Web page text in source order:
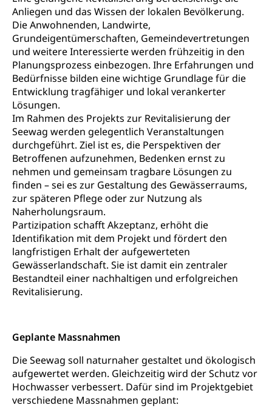
Anliegen und das Wissen der lokalen Bevölkerung.
Die Anwohnenden, Landwirte,
Grundeigentümerschaften, Gemeindevertretungen
und weitere Interessierte werden frühzeitig in den
Planungsprozess einbezogen. Ihre Erfahrungen und
Bedürfnisse bilden eine wichtige Grundlage für die
Entwicklung tragfähiger und lokal verankerter
Lösungen.
Im Rahmen des Projekts zur Revitalisierung der
Seewag werden gelegentlich Veranstaltungen
durchgeführt. Ziel ist es, die Perspektiven der
Betroffenen aufzunehmen, Bedenken ernst zu
nehmen und gemeinsam tragbare Lösungen zu
finden – sei es zur Gestaltung des Gewässerraums,
zur späteren Pflege oder zur Nutzung als
Naherholungsraum.
Partizipation schafft Akzeptanz, erhöht die
Identifikation mit dem Projekt und fördert den
langfristigen Erhalt der aufgewerteten
Gewässerlandschaft. Sie ist damit ein zentraler
Bestandteil einer nachhaltigen und erfolgreichen
Revitalisierung.
Geplante Massnahmen
Die Seewag soll naturnaher gestaltet und ökologisch
aufgewertet werden. Gleichzeitig wird der Schutz vor
Hochwasser verbessert. Dafür sind im Projektgebiet
verschiedene Massnahmen geplant:
Gewerbesteuer, Vergnügungssteuer,
Reklameplakatsteuer, Verkehrssteuer,
Erbschaftssteuer, Schenkungssteuer, Gewinn- und
Kapitalsteuer
Steuern (Dienststelle)
Ombudsstellen
Vermittler, Vermittlungsstelle, Schlichtungsstelle,
Vermittlung, Schlichtung, Mediation
Umgang mit Beschwerden (Volksschulen)
Beschwerde Strassenverkehrsamt
Beschwerdestelle Spitäler
Schlichtungsstelle SEG
Rassismus
Diskriminierung, Fremdenfeindlichkeit,
Gleichberechtigung
Anlaufstelle Schutz vor Diskriminierung
(fabia)
Schutz vor Diskriminierung
Strafregister und Strafverfahren
Strafrecht, Strafrechtspflege, Gerichtsverfahren,
Strafregistereintrag, Strafregisterauszug,
Kriminalität
Strafverfahren Staatsanwaltschaft
Strafregisterauszug bestellen (EJPD)
Vormundschaft
Vormund, Amtsvormund, Mündel,
Vormundschaftsbehörde, Kindesschutz,
Kanton Luzern
Umwelt und Bauen
Abfall
Abfallentsorgung, Kehrichtabfuhr, Müllabfuhr